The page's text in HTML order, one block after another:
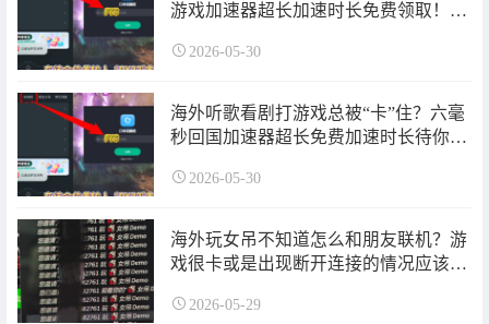
游戏加速器超长加速时长免费领取！一
2026-05-30
海外听歌看剧打游戏总被“卡”住？六毫
秒回国加速器超长免费加速时长待你领
2026-05-30
海外玩女吊不知道怎么和朋友联机？游
戏很卡或是出现断开连接的情况应该怎
长加速时长一键加速！无法联机、游戏
2026-05-29